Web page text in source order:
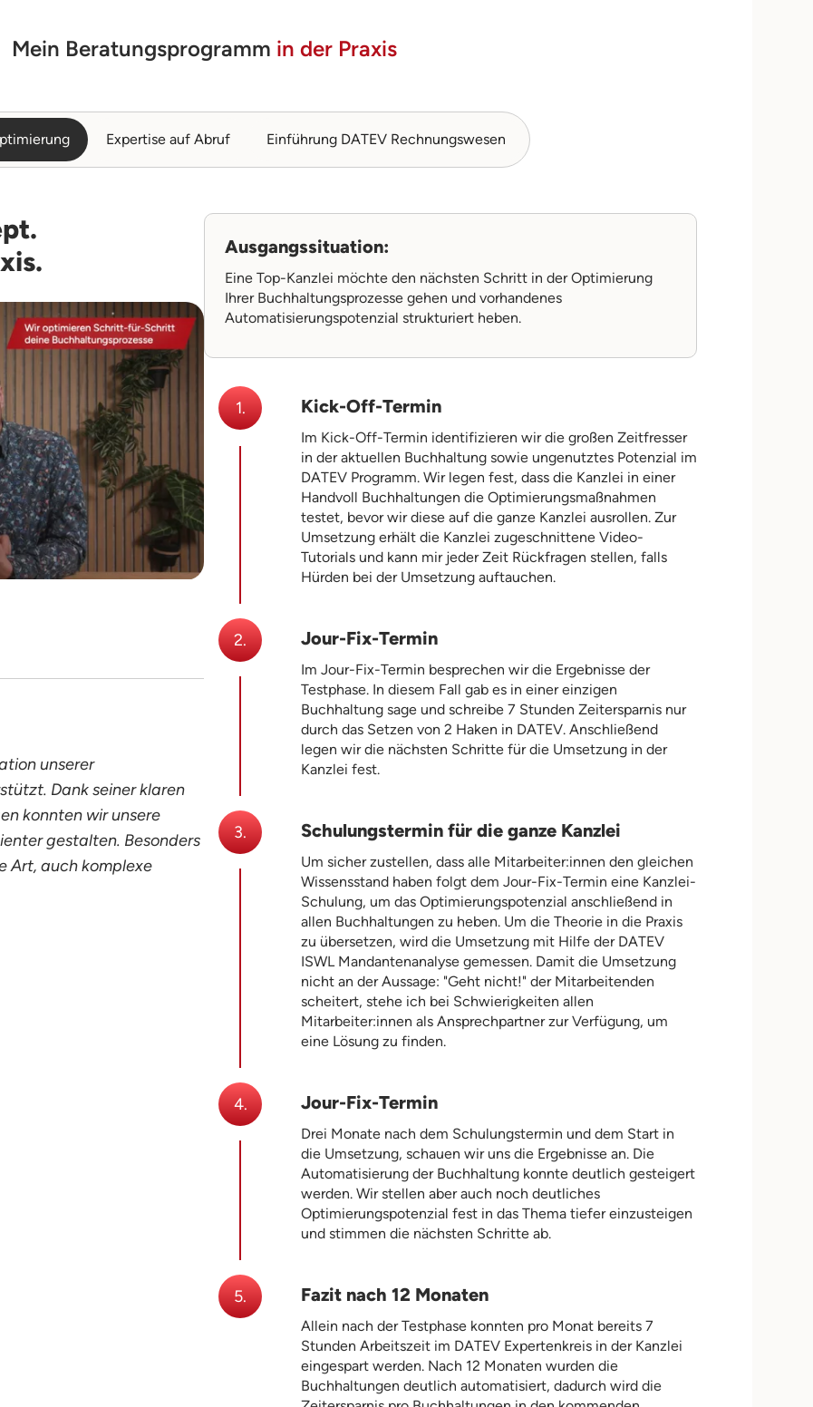
Mein Beratungsprogramm in der Praxis
Expertise auf Abruf Einführung DATEV Rechnungswesen
unserer
Dank seiner klaren
konnten wir unsere
gestalten. Besonders
Art, auch komplexe
Ausgangssituation:
Eine Top-Kanzlei möchte den nächsten Schritt in der Optimierung
Ihrer Buchhaltungsprozesse gehen und vorhandenes
Automatisierungspotenzial strukturiert heben.
1. Kick-Off-Termin
Im Kick-Off-Termin identifizieren wir die großen Zeitfresser
in der aktuellen Buchhaltung sowie ungenutztes Potenzial im
DATEV Programm. Wir legen fest, dass die Kanzlei in einer
Handvoll Buchhaltungen die Optimierungsmaßnahmen
testet, bevor wir diese auf die ganze Kanzlei ausrollen. Zur
Umsetzung erhält die Kanzlei zugeschnittene Video-
Tutorials und kann mir jeder Zeit Rückfragen stellen, falls
Hürden bei der Umsetzung auftauchen.
2. Jour-Fix-Termin
Im Jour-Fix-Termin besprechen wir die Ergebnisse der
Testphase. In diesem Fall gab es in einer einzigen
Buchhaltung sage und schreibe 7 Stunden Zeitersparnis nur
durch das Setzen von 2 Haken in DATEV. Anschließend
legen wir die nächsten Schritte für die Umsetzung in der
Kanzlei fest.
3. Schulungstermin für die ganze Kanzlei
Um sicher zustellen, dass alle Mitarbeiter:innen den gleichen
Wissensstand haben folgt dem Jour-Fix-Termin eine Kanzlei-
Schulung, um das Optimierungspotenzial anschließend in
allen Buchhaltungen zu heben. Um die Theorie in die Praxis
zu übersetzen, wird die Umsetzung mit Hilfe der DATEV
ISWL Mandantenanalyse gemessen. Damit die Umsetzung
nicht an der Aussage: "Geht nicht!" der Mitarbeitenden
scheitert, stehe ich bei Schwierigkeiten allen
Mitarbeiter:innen als Ansprechpartner zur Verfügung, um
eine Lösung zu finden.
4. Jour-Fix-Termin
Drei Monate nach dem Schulungstermin und dem Start in
die Umsetzung, schauen wir uns die Ergebnisse an. Die
Automatisierung der Buchhaltung konnte deutlich gesteigert
werden. Wir stellen aber auch noch deutliches
Optimierungspotenzial fest in das Thema tiefer einzusteigen
und stimmen die nächsten Schritte ab.
5. Fazit nach 12 Monaten
Allein nach der Testphase konnten pro Monat bereits 7
Stunden Arbeitszeit im DATEV Expertenkreis in der Kanzlei
eingespart werden. Nach 12 Monaten wurden die
Buchhaltungen deutlich automatisiert, dadurch wird die